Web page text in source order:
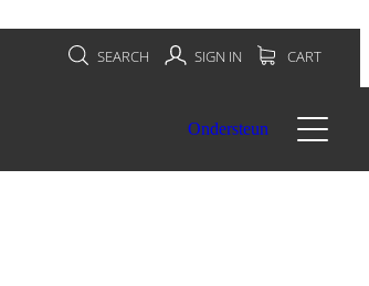
SEARCH SIGN IN CART
Ondersteun